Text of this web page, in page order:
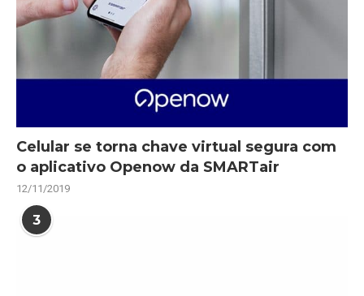
Celular se torna chave virtual segura com
o aplicativo Openow da SMARTair
12/11/2019
3